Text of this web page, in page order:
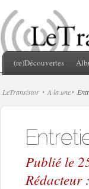
(re)Découvertes
LeTransistor A la une
Publié le